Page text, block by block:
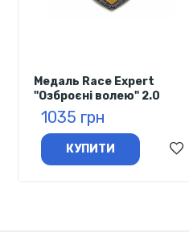
Медаль Race Expert
"Озброєні волею" 2.0
1035 грн
КУПИТИ